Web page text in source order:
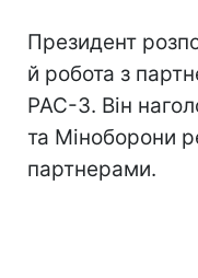
Президент
й робота з
PAC-3. Він
та Міноборони
партнерами.